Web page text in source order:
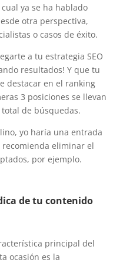
ya se ha hablado
otra perspectiva,
o casos de éxito.
a tu estrategia SEO
resultados! Y que tu
destacar en el ranking
3 posiciones se llevan
de búsquedas.
yo haría una entrada
eliminar el
por ejemplo.
de tu contenido
principal del
ocasión es la